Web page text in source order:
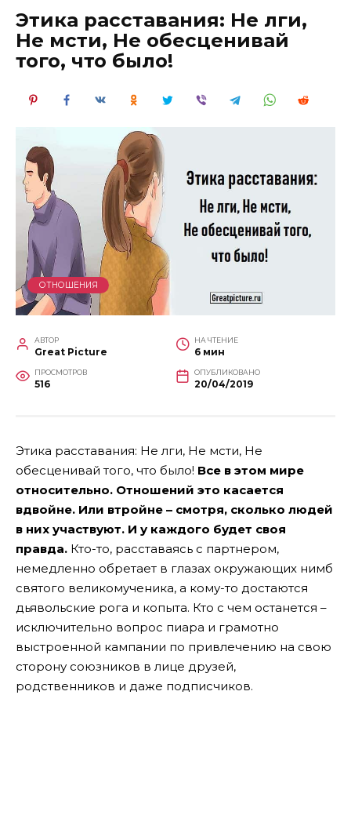
Этика расставания: Не лги,
Не мсти, Не обесценивай
того, что было!
ОТНОШЕНИЯ
АВТОР
Great Picture
НА ЧТЕНИЕ
6 мин
ПРОСМОТРОВ
516
ОПУБЛИКОВАНО
20/04/2019
Этика расставания: Не лги, Не мсти, Не
обесценивай того, что было! Все в этом мире
относительно. Отношений это касается
вдвойне. Или втройне – смотря, сколько людей
в них участвуют. И у каждого будет своя
правда. Кто-то, расставаясь с партнером,
немедленно обретает в глазах окружающих нимб
святого великомученика, а кому-то достаются
дьявольские рога и копыта. Кто с чем останется –
исключительно вопрос пиара и грамотно
выстроенной кампании по привлечению на свою
сторону союзников в лице друзей,
родственников и даже подписчиков.